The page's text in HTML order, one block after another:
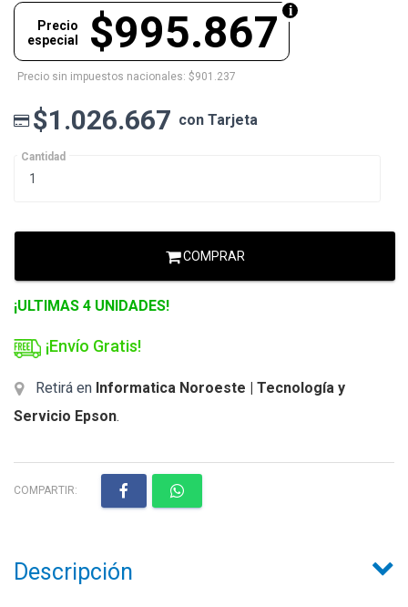
$995.867
Precio
especial
Precio sin impuestos nacionales: $901.237
$1.026.667 con Tarjeta
Cantidad
COMPRAR
¡ULTIMAS 4 UNIDADES!
¡Envío Gratis!
Retirá en Informatica Noroeste | Tecnología y
Servicio Epson.
COMPARTIR:
Descripción